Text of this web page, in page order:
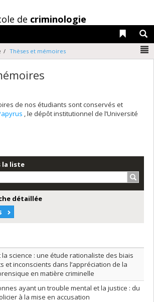
de criminologie
Liens
Thèses et mémoires
de nos étudiants sont conservés et
, le dépôt institutionnel de l’Université
la liste
détaillée
en ordre croissant
par titre en ordre croissant
la science : une étude rationaliste des biais
et inconscients dans l’appréciation de la
en matière criminelle
ayant un trouble mental et la justice : du
à la mise en accusation